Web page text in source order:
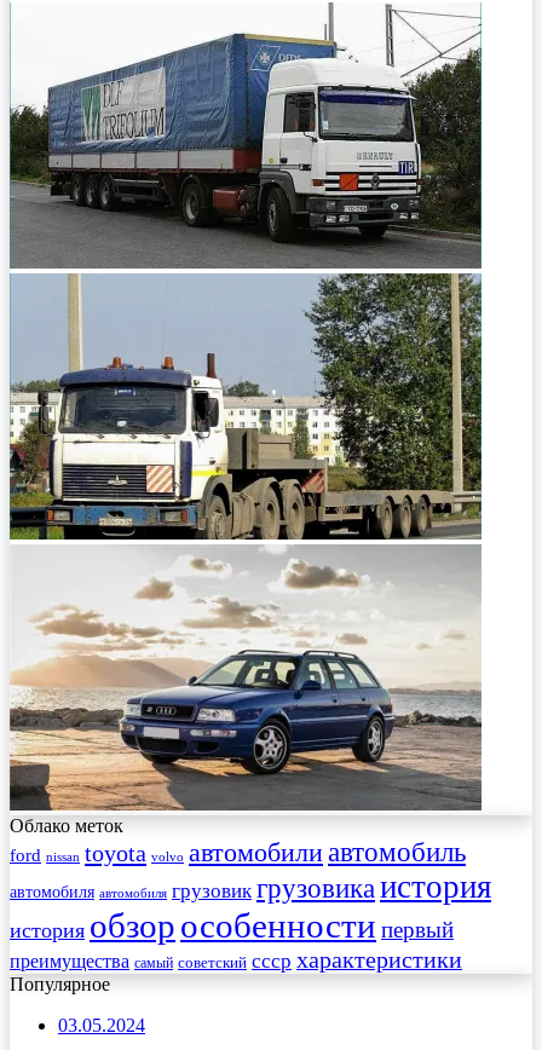
Облако меток
ford nissan toyota volvo автомобилиавтомобиль
автомобиля автомобиля грузовик грузовикаистория
история обзорособенности первый
преимущества самый советский ссср характеристики
Популярное
03.05.2024